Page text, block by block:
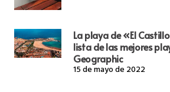
La playa de «El
lista de las mejores
Geographic
15 de mayo de 2022